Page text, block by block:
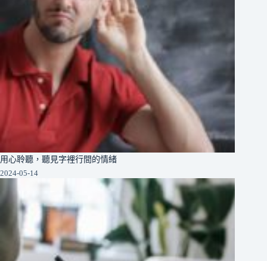
用心聆聽，聽見字裡行間的情緒
2024-05-14